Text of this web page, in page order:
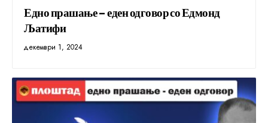
Едно прашање – еден одговор со Едмонд
Љатифи
декември 1, 2024